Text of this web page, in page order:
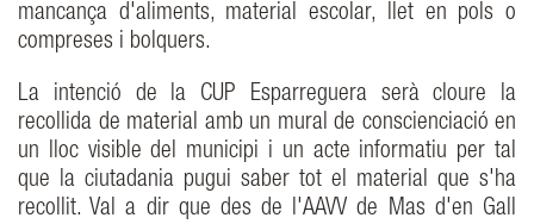
mancança d'aliments, material escolar, llet en pols o
compreses i bolquers.
La intenció de la CUP Esparreguera serà cloure la
recollida de material amb un mural de conscienciació en
un lloc visible del municipi i un acte informatiu per tal
que la ciutadania pugui saber tot el material que s'ha
recollit. Val a dir que des de l'AAVV de Mas d'en Gall